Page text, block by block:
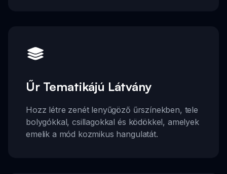
Űr Tematikájú Látvány
Hozz létre zenét lenyűgöző űrszínekben, tele
bolygókkal, csillagokkal és ködökkel, amelyek
emelik a mód kozmikus hangulatát.